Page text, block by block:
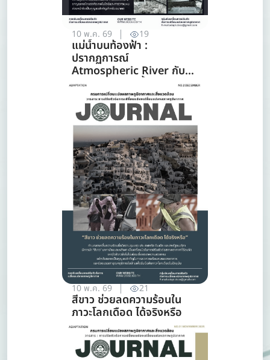
10 พ.ค. 69 19
แม่น้ำบนท้องฟ้า :
ปรากฏการณ์
Atmospheric River กับ
การปรับตัวด้านน้ำยุคโลกร้อน
10 พ.ค. 69 21
สีขาว ช่วยลดความร้อนใน
ภาวะโลกเดือด ได้จริงหรือ